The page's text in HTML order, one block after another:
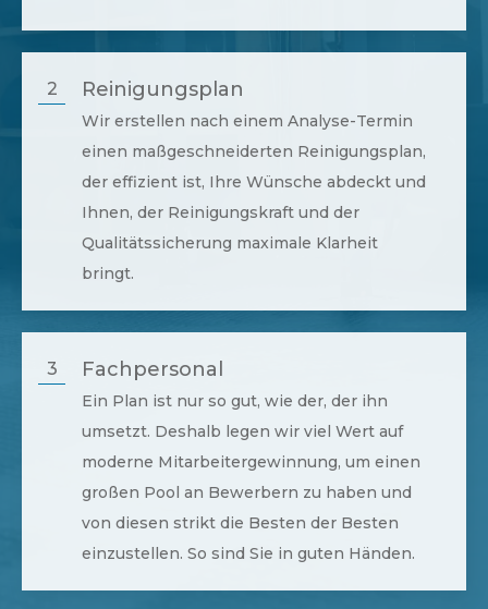
2 Reinigungsplan
Wir erstellen nach einem Analyse-Termin
einen maßgeschneiderten Reinigungsplan,
der effizient ist, Ihre Wünsche abdeckt und
Ihnen, der Reinigungskraft und der
Qualitätssicherung maximale Klarheit
bringt.
3 Fachpersonal
Ein Plan ist nur so gut, wie der, der ihn
umsetzt. Deshalb legen wir viel Wert auf
moderne Mitarbeitergewinnung, um einen
großen Pool an Bewerbern zu haben und
von diesen strikt die Besten der Besten
einzustellen. So sind Sie in guten Händen.